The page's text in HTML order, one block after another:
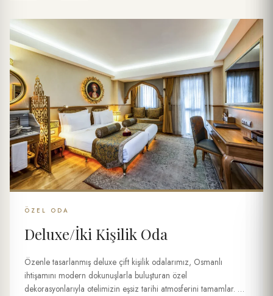
ÖZEL ODA
Deluxe/İki Kişilik Oda
Özenle tasarlanmış deluxe çift kişilik odalarımız, Osmanlı
ihtişamını modern dokunuşlarla buluşturan özel
dekorasyonlarıyla otelimizin eşsiz tarihi atmosferini tamamlar. 23